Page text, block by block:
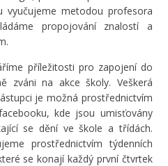
vyučujeme metodou profesora
propojování znalostí a
příležitosti pro zapojení do
zváni na akce školy. Veškerá
je možná prostřednictvím
kde jsou umisťovány
se dění ve škole a třídách.
prostřednictvím týdenních
se konají každý první čtvrtek